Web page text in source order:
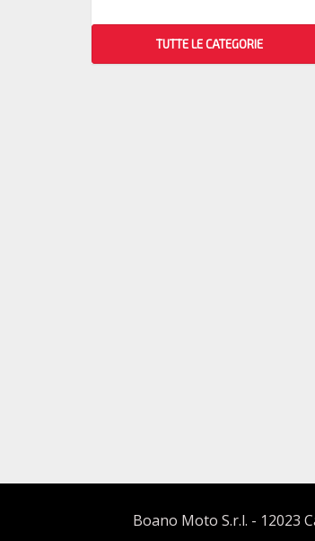
TUTTE LE CATEGORIE
Boano Moto S.r.l. - 12023